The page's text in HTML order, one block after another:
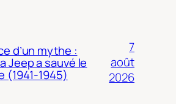
d’un mythe :
Jeep a sauvé le
(1941-1945)
7
août
2026